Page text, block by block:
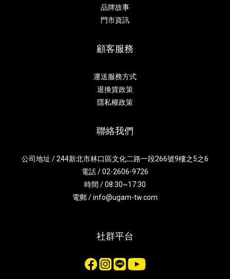
品牌故事
門市資訊
顧客服務
運送服務方式
退換貨政策
隱私權政策
聯絡我們
公司地址 / 244新北市林口區文化二路一段266號9樓之5之6
電話 / 02-2606-9726
時間 / 08:30~17:30
電郵 / info@ugam-tw.com
社群平台